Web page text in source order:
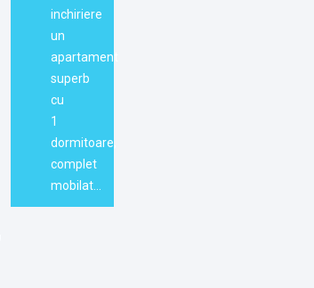
inchiriere
un
apartament
superb
cu
1
dormitoare,
complet
mobilat…